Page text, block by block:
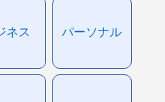
ネス パーソナル